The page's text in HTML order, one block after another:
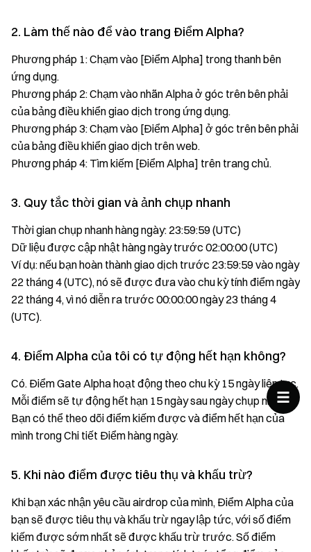
2. Làm thế nào để vào trang Điểm Alpha?
Phương pháp 1: Chạm vào [Điểm Alpha] trong thanh bên
ứng dụng.
Phương pháp 2: Chạm vào nhãn Alpha ở góc trên bên phải
của bảng điều khiển giao dịch trong ứng dụng.
Phương pháp 3: Chạm vào [Điểm Alpha] ở góc trên bên phải
của bảng điều khiển giao dịch trên web.
Phương pháp 4: Tìm kiếm [Điểm Alpha] trên trang chủ.
3. Quy tắc thời gian và ảnh chụp nhanh
Thời gian chụp nhanh hàng ngày: 23:59:59 (UTC)
Dữ liệu được cập nhật hàng ngày trước 02:00:00 (UTC)
Ví dụ: nếu bạn hoàn thành giao dịch trước 23:59:59 vào ngày
22 tháng 4 (UTC), nó sẽ được đưa vào chu kỳ tính điểm ngày
22 tháng 4, vì nó diễn ra trước 00:00:00 ngày 23 tháng 4
(UTC).
4. Điểm Alpha của tôi có tự động hết hạn không?
Có. Điểm Gate Alpha hoạt động theo chu kỳ 15 ngày liên tục.
Mỗi điểm sẽ tự động hết hạn 15 ngày sau ngày chụp nhanh.
Bạn có thể theo dõi điểm kiếm được và điểm hết hạn của
mình trong Chi tiết Điểm hàng ngày.
5. Khi nào điểm được tiêu thụ và khấu trừ?
Khi bạn xác nhận yêu cầu airdrop của mình, Điểm Alpha của
bạn sẽ được tiêu thụ và khấu trừ ngay lập tức, với số điểm
kiếm được sớm nhất sẽ được khấu trừ trước. Số điểm